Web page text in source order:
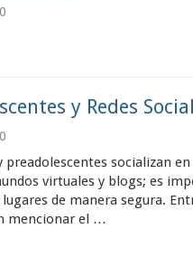
0
y Redes
0
preadolescentes socializan
virtuales y blogs; es
de manera segura.
mencionar el …